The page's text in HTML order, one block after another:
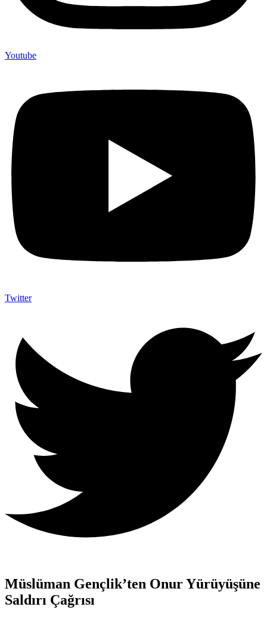
Youtube
Twitter
Müslüman Gençlik’ten Onur Yürüyüşüne
Saldırı Çağrısı